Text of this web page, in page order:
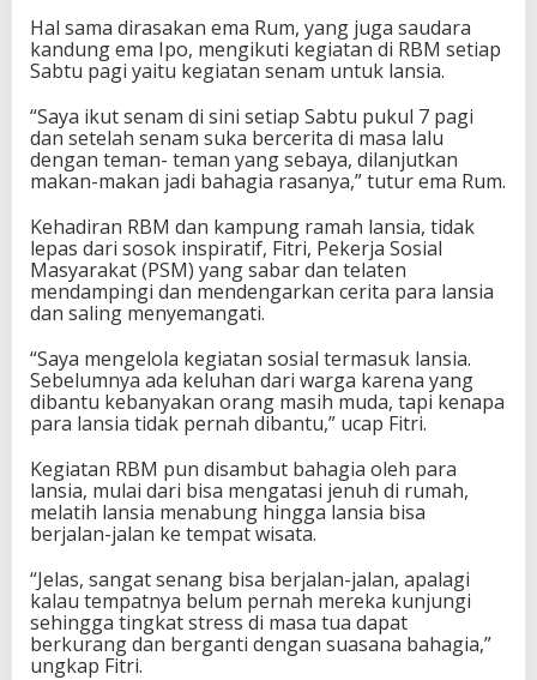
Hal sama dirasakan ema Rum, yang juga saudara
kandung ema Ipo, mengikuti kegiatan di RBM setiap
Sabtu pagi yaitu kegiatan senam untuk lansia.
“Saya ikut senam di sini setiap Sabtu pukul 7 pagi
dan setelah senam suka bercerita di masa lalu
dengan teman- teman yang sebaya, dilanjutkan
makan-makan jadi bahagia rasanya,” tutur ema Rum.
Kehadiran RBM dan kampung ramah lansia, tidak
lepas dari sosok inspiratif, Fitri, Pekerja Sosial
Masyarakat (PSM) yang sabar dan telaten
mendampingi dan mendengarkan cerita para lansia
dan saling menyemangati.
“Saya mengelola kegiatan sosial termasuk lansia.
Sebelumnya ada keluhan dari warga karena yang
dibantu kebanyakan orang masih muda, tapi kenapa
para lansia tidak pernah dibantu,” ucap Fitri.
Kegiatan RBM pun disambut bahagia oleh para
lansia, mulai dari bisa mengatasi jenuh di rumah,
melatih lansia menabung hingga lansia bisa
berjalan-jalan ke tempat wisata.
“Jelas, sangat senang bisa berjalan-jalan, apalagi
kalau tempatnya belum pernah mereka kunjungi
sehingga tingkat stress di masa tua dapat
berkurang dan berganti dengan suasana bahagia,”
ungkap Fitri.